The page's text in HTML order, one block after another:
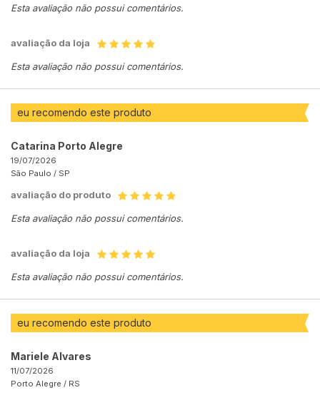
Esta avaliação não possui comentários.
avaliação da loja
Esta avaliação não possui comentários.
eu recomendo este produto
Catarina Porto Alegre
19/07/2026
São Paulo / SP
avaliação do produto
Esta avaliação não possui comentários.
avaliação da loja
Esta avaliação não possui comentários.
eu recomendo este produto
Mariele Alvares
11/07/2026
Porto Alegre / RS